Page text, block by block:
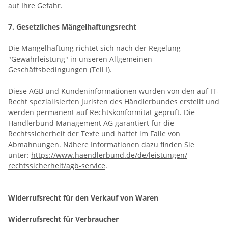
auf Ihre Gefahr.
7. Gesetzliches Mängelhaftungsrecht
Die Mängelhaftung richtet sich nach der Regelung
"Gewährleistung" in unseren Allgemeinen
Geschäftsbedingungen (Teil I).
Diese AGB und Kundeninformationen wurden von den auf IT-
Recht spezialisierten Juristen des Händlerbundes erstellt und
werden permanent auf Rechtskonformität geprüft. Die
Händlerbund Management AG garantiert für die
Rechtssicherheit der Texte und haftet im Falle von
Abmahnungen. Nähere Informationen dazu finden Sie
unter: https://www.haendlerbund.de/de/leistungen/
rechtssicherheit/agb-service.
Widerrufsrecht für den Verkauf von Waren
Widerrufsrecht für Verbraucher